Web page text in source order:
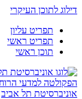
דילוג לתוכן העיקרי
תפריט עליון
תפריט ראשי
תוכן ראשי
הפקולטה למדעי הרוח
אוניברסיטת תל אביב